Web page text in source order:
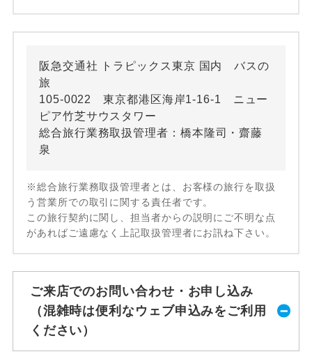
阪急交通社 トラピックス東京 国内 バスの
旅
105-0022 東京都港区海岸1-16-1 ニュー
ピア竹芝サウスタワー
総合旅行業務取扱管理者：橋本隆司・齋藤
泉
※総合旅行業務取扱管理者とは、お客様の旅行を取扱
う営業所での取引に関する責任者です。
この旅行契約に関し、担当者からの説明にご不明な点
があればご遠慮なく上記取扱管理者にお訊ね下さい。
ご来店でのお問い合わせ・お申し込み
（混雑時は便利なウェブ申込みをご利用
ください）